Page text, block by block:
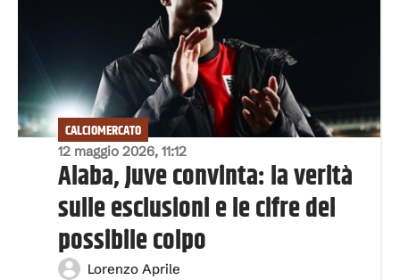
12 maggio 2026, 11:12
CALCIOMERCATO
Alaba, Juve convinta: la verità
sulle esclusioni e le cifre del
possibile colpo
Lorenzo Aprile